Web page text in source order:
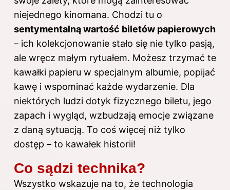
niejednego kinomana. Chodzi tu o
sentymentalną wartość biletów papierowych
– ich kolekcjonowanie stało się nie tylko pasją,
ale wręcz małym rytuałem. Możesz trzymać te
kawałki papieru w specjalnym albumie, popijać
kawę i wspominać każde wydarzenie. Dla
niektórych ludzi dotyk fizycznego biletu, jego
zapach i wygląd, wzbudzają emocje związane
z daną sytuacją. To coś więcej niż tylko
dostęp – to kawałek historii!
Co sądzi technika?
Wszystko wskazuje na to, że technologia